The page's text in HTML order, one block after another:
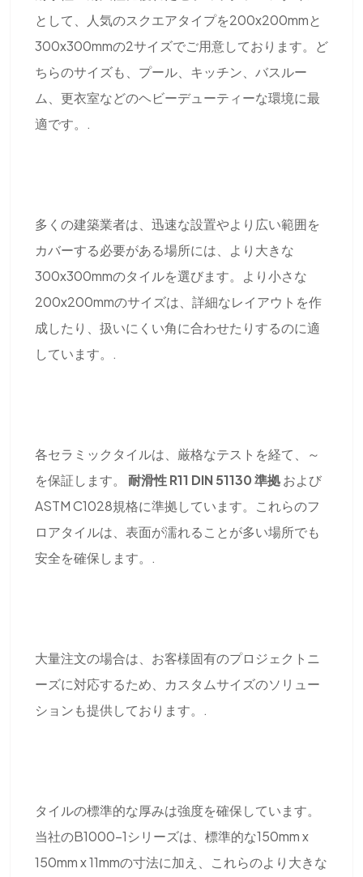
として、人気のスクエアタイプを200x200mmと
300x300mmの2サイズでご用意しております。ど
ちらのサイズも、プール、キッチン、バスルー
ム、更衣室などのヘビーデューティーな環境に最
適です。.
多くの建築業者は、迅速な設置やより広い範囲を
カバーする必要がある場所には、より大きな
300x300mmのタイルを選びます。より小さな
200x200mmのサイズは、詳細なレイアウトを作
成したり、扱いにくい角に合わせたりするのに適
しています。.
各セラミックタイルは、厳格なテストを経て、～
を保証します。 耐滑性 R11 DIN 51130 準拠および
ASTM C1028規格に準拠しています。これらのフ
ロアタイルは、表面が濡れることが多い場所でも
安全を確保します。.
大量注文の場合は、お客様固有のプロジェクトニ
ーズに対応するため、カスタムサイズのソリュー
ションも提供しております。.
タイルの標準的な厚みは強度を確保しています。
当社のB1000-1シリーズは、標準的な150mm x
150mm x 11mmの寸法に加え、これらのより大きな